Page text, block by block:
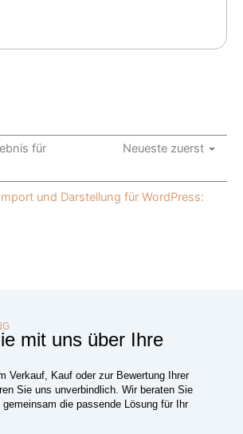
für
Neueste zuerst
und Darstellung für WordPress:
mit uns über Ihre
Verkauf, Kauf oder zur Bewertung Ihrer
Sie uns unverbindlich. Wir beraten Sie
die passende Lösung für Ihr